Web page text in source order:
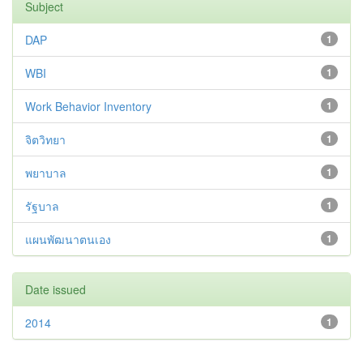
Subject
1
DAP
1
WBI
1
Work Behavior Inventory
1
จิตวิทยา
1
พยาบาล
1
รัฐบาล
1
แผนพัฒนาตนเอง
Date issued
1
2014